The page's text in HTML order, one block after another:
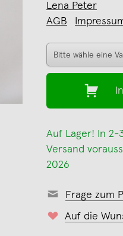
Lena Peter
AGB
Auf Lager! In 2-
Versand
2026
Frage zum
Auf die